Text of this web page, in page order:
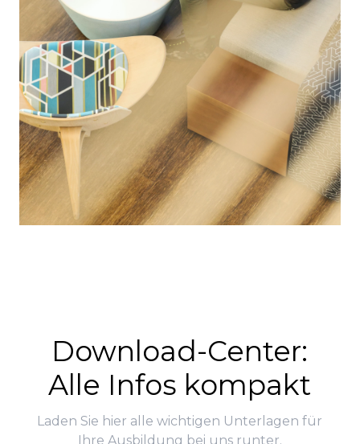
Download-Center:
Alle Infos kompakt
Laden Sie hier alle wichtigen Unterlagen für
Ihre Ausbildung bei uns runter.